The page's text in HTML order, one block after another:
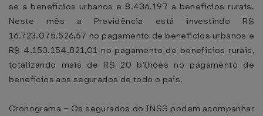
se a benefícios urbanos e 8.436.197 a benefícios rurais.
Neste mês a Previdência está investindo R$
16.723.075.526,57 no pagamento de benefícios urbanos e
R$ 4.153.154.821,01 no pagamento de benefícios rurais,
totalizando mais de R$ 20 bilhões no pagamento de
benefícios aos segurados de todo o país.
Cronograma – Os segurados do INSS podem acompanhar